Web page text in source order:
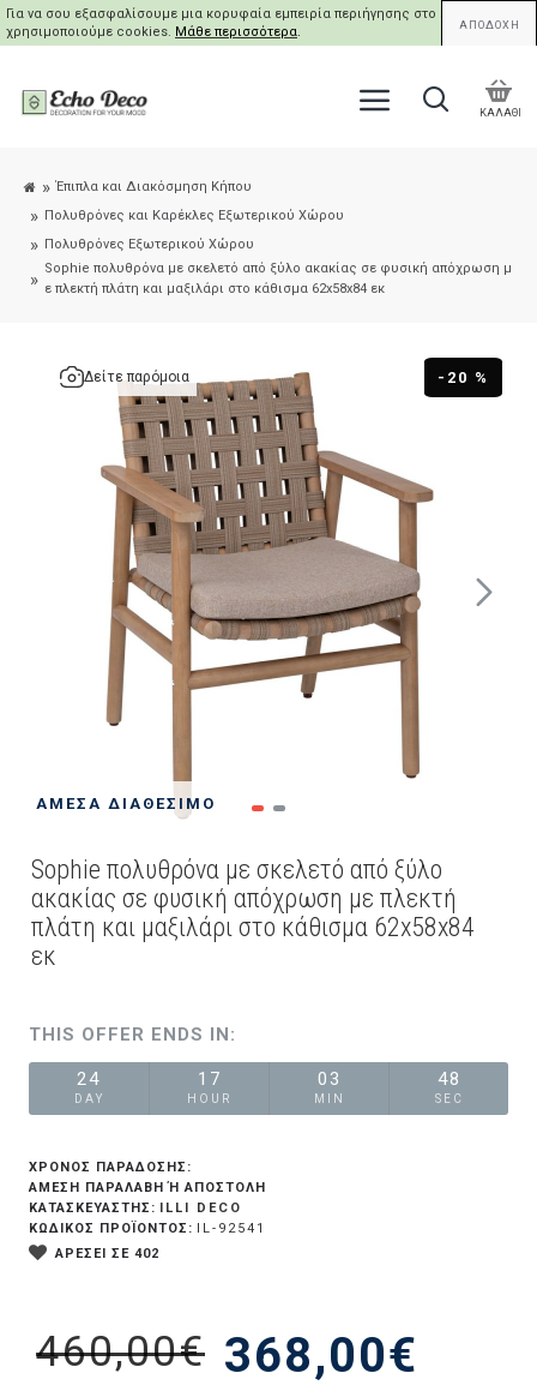
Για να σου εξασφαλίσουμε μια κορυφαία εμπειρία περιήγησης στο site μας,
χρησιμοποιούμε cookies. Μάθε περισσότερα. ΑΠΟΔΟΧΗ
ΚΑΛΑΘΙ
Έπιπλα και Διακόσμηση Κήπου
Πολυθρόνες και Καρέκλες Εξωτερικού Χώρου
Πολυθρόνες Eξωτερικού Xώρου
Sophie πολυθρόνα με σκελετό από ξύλο ακακίας σε φυσική απόχρωση μ
ε πλεκτή πλάτη και μαξιλάρι στο κάθισμα 62x58x84 εκ
ΆΜΕΣΑ ΔΙΑΘΈΣΙΜΟ
-20 %
Δείτε παρόμοια
Sophie πολυθρόνα με σκελετό από ξύλο
ακακίας σε φυσική απόχρωση με πλεκτή
πλάτη και μαξιλάρι στο κάθισμα 62x58x84
εκ
THIS OFFER ENDS IN:
24
DAY
17
HOUR
03
MIN
47
SEC
368,00€
460,00€
ΧΡΟΝΟΣ ΠΑΡΑΔΟΣΗΣ:
ΆΜΕΣΗ ΠΑΡΑΛΑΒΉ Ή ΑΠΟΣΤΟΛΉ
ΚΑΤΑΣΚΕΥΑΣΤΗΣ: ILLI DECO
ΚΩΔΙΚΟΣ ΠΡΟΪΟΝΤΟΣ: IL-92541
ΑΡΕΣΕΙ ΣΕ 402